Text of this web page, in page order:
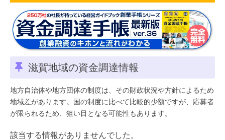
滋賀地域の資金調達情報
地方自治体や地方団体の制度は、その財政状況や方針によるため
地域差があります。国の制度に比べて比較的少額ですが、応募者
が限られるため、狙い目となる可能性もあります。
該当する情報がありませんでした。